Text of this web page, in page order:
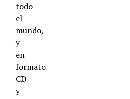
todo
el
mundo,
y
en
formato
CD
y